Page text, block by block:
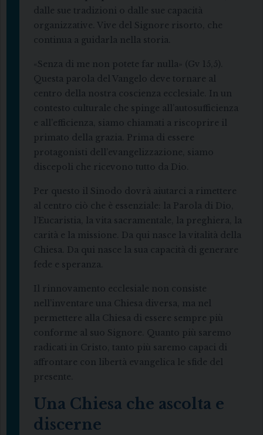
dalle sue tradizioni o dalle sue capacità
organizzative. Vive del Signore risorto, che
continua a guidarla nella storia.
«Senza di me non potete far nulla» (Gv 15,5).
Questa parola del Vangelo deve tornare al
centro della nostra coscienza ecclesiale. In un
contesto culturale che spinge all’autosufficienza
e all’efficienza, siamo chiamati a riscoprire il
primato della grazia. Prima di essere
protagonisti dell’evangelizzazione, siamo
discepoli che ricevono tutto da Dio.
Per questo il Sinodo dovrà aiutarci a rimettere
al centro ciò che è essenziale: la Parola di Dio,
l’Eucaristia, la vita sacramentale, la preghiera, la
carità e la missione. Da qui nasce la vitalità della
Chiesa. Da qui nasce la sua capacità di generare
fede e speranza.
Il rinnovamento ecclesiale non consiste
nell’inventare una Chiesa diversa, ma nel
permettere alla Chiesa di essere sempre più
conforme al suo Signore. Quanto più saremo
radicati in Cristo, tanto più saremo capaci di
affrontare con libertà evangelica le sfide del
presente.
Una Chiesa che ascolta e
discerne